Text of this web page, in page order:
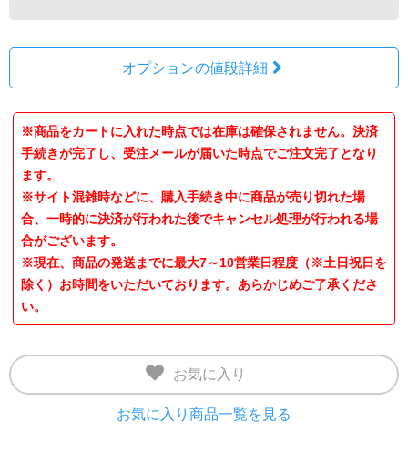
オプションの値段詳細
※商品をカートに入れた時点では在庫は確保されません。決済
手続きが完了し、受注メールが届いた時点でご注文完了となり
ます。
※サイト混雑時などに、購入手続き中に商品が売り切れた場
合、一時的に決済が行われた後でキャンセル処理が行われる場
合がございます。
※現在、商品の発送までに最大7～10営業日程度（※土日祝日を
除く）お時間をいただいております。あらかじめご了承くださ
い。
お気に入り
お気に入り商品一覧を見る